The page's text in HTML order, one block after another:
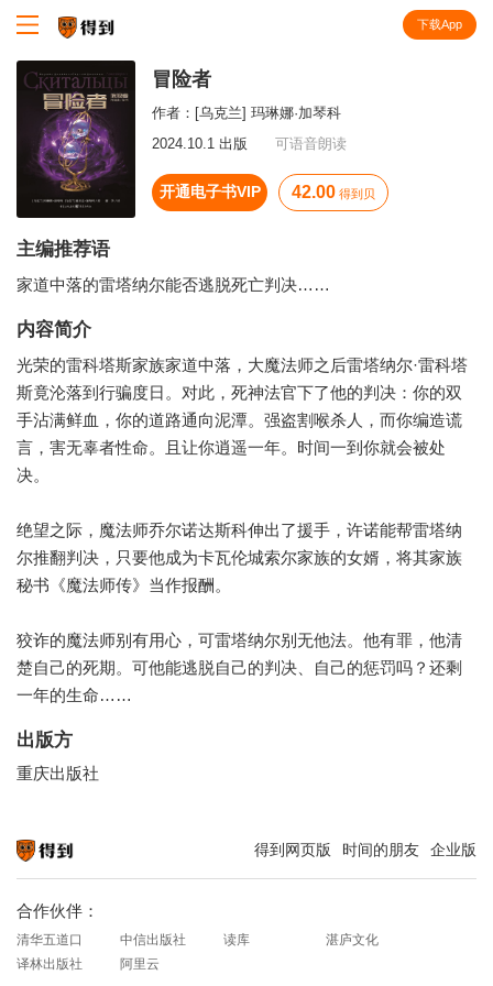
下载App
冒险者
作者： [乌克兰] 玛琳娜·加琴科
2024.10.1 出版
可语音朗读
开通电子书VIP 42.00 得到贝
主编推荐语
家道中落的雷塔纳尔能否逃脱死亡判决……
内容简介
光荣的雷科塔斯家族家道中落，大魔法师之后雷塔纳尔·雷科塔
斯竟沦落到行骗度日。对此，死神法官下了他的判决：你的双
手沾满鲜血，你的道路通向泥潭。强盗割喉杀人，而你编造谎
言，害无辜者性命。且让你逍遥一年。时间一到你就会被处
决。
绝望之际，魔法师乔尔诺达斯科伸出了援手，许诺能帮雷塔纳
尔推翻判决，只要他成为卡瓦伦城索尔家族的女婿，将其家族
秘书《魔法师传》当作报酬。
狡诈的魔法师别有用心，可雷塔纳尔别无他法。他有罪，他清
楚自己的死期。可他能逃脱自己的判决、自己的惩罚吗？还剩
一年的生命……
出版方
重庆出版社
得到网页版 时间的朋友 企业版
合作伙伴：
清华五道口 中信出版社 读库
湛庐文化
译林出版社
阿里云